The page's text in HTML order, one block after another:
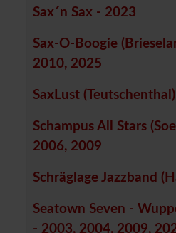
Sax´n Sax - 2023
Sax-O-Boogie
2010, 2025
SaxLust
Schampus All Stars
2006, 2009
Schräglage Jazzband
Seatown Seven -
- 2003, 2004, 2009,